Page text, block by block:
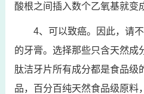
酸根之间插入数个乙氧基就变
4、可以致癌。因此，请
的牙膏。选择那些只含天然成
肽洁牙片所有成分都是食品级
品，百分百纯天然食品级原料